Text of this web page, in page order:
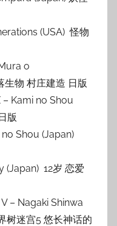
(USA) 怪物
o
物 村庄建造 日版
– Kami no Shou
版
Shou (Japan)
(Japan) 12岁 恋爱
– Nagaki Shinwa
树迷宫5 悠长神话的